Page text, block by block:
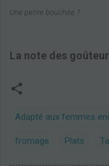
Une petite bouchée ?
La note des
Adapté aux femmes
fromage Plats